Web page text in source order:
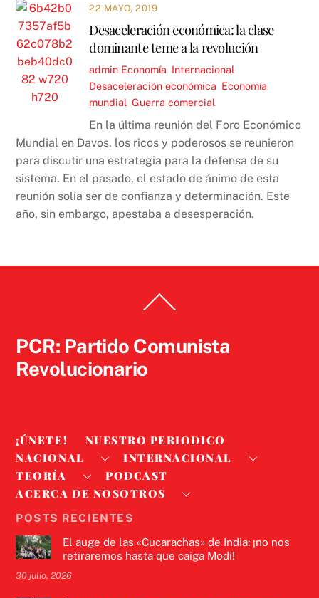
22 MAYO, 2019
Desaceleración económica: la clase
dominante teme a la revolución
admin Economía Internacional
Desaceleración económica Economía
mundial ,Guerra comercial
En la última reunión del Foro Económico
Mundial en Davos, los ricos y poderosos se reunieron
para discutir una estrategia para la defensa de su
sistema. En el pasado, el estado de ánimo de esta
reunión solía ser de confianza y determinación. Este
año, sin embargo, apestaba a desesperación.
To
PCR: Partido Comunista
Revolucionario
¡ÚNETE!
NUESTRO PERIODICO
NACIONAL
INTERNACIONAL
TEORÍA
PODCAST
ACERCA DE NOSOTROS
POSTS RECIENTES
El auge de las «Cucarachas» de India: ¡no nos
retiraremos hasta que caiga Modi!
30 julio, 2026